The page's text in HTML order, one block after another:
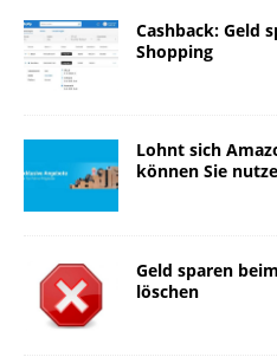
Cashback: Geld
Shopping
Lohnt sich
können Sie
Geld sparen
löschen